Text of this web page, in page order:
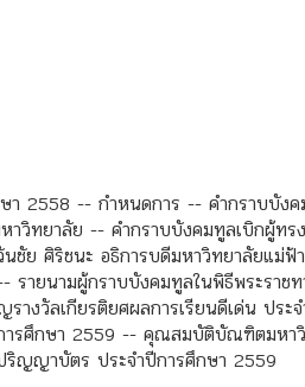
ษา 2558 -- กำหนดการ -- คำกราบบั
าวิทยาลัย -- คำกราบบังคมทูลเบิกผู้
ย ศิริชนะ อธิการบดีมหาวิทยาลัยแม่ฟ้
ยนามผู้กราบบังคมทูลในพิธีพระราช
างวัลเกียรติยศผลการเรียนดีเด่น ปร
รศึกษา 2559 -- คุณสมบัติบัณฑิตมหา
ญญาบัตร ประจำปีการศึกษา 2559